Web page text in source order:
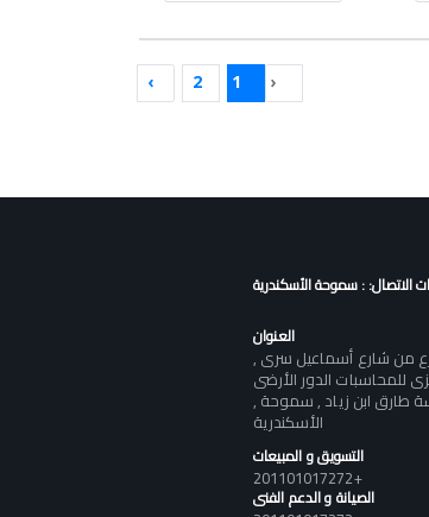
‹
1
2
›
الاتصال: : سموحة الأسكندرية
العنوان
3 متفرع من شارع أسماعيل سرى ,
للمحاسبات الدور الأرضى
طارق ابن زياد , سموحة ,
الأسكندرية
التسويق و المبيعات
+201101017272
الصيانة و الدعم الفنى